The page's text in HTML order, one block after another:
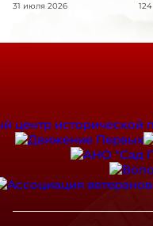
31 июля 2026 124